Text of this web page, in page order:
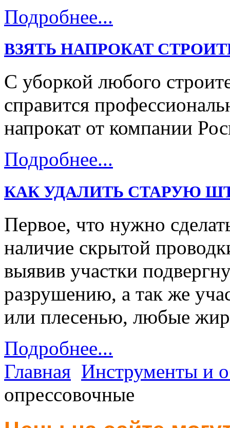
Подробнее...
ВЗЯТЬ НАПРОКАТ
С уборкой любого
справится
напрокат от компании
Подробнее...
КАК УДАЛИТЬ СТАРУЮ
Первое, что нужно
наличие скрытой
выявив участки
разрушению, а так же
или плесенью, любые
Подробнее...
Главная Инструменты и
опрессовочные